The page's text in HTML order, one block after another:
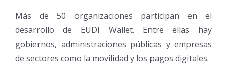
Más de 50 organizaciones participan en el
desarrollo de EUDI Wallet. Entre ellas hay
gobiernos, administraciones públicas y empresas
de sectores como la movilidad y los pagos digitales.